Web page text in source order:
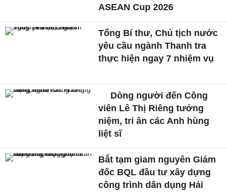
ASEAN Cup 2026
Tổng Bí thư, Chủ tịch nước
yêu cầu ngành Thanh tra
thực hiện ngay 7 nhiệm vụ
Dòng người đến Công
viên Lê Thị Riêng tưởng
niệm, tri ân các Anh hùng
liệt sĩ
Bắt tạm giam nguyên Giám
đốc BQL đầu tư xây dựng
công trình dân dụng Hải